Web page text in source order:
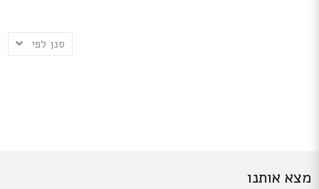
סנן לפי
מצא אותנו